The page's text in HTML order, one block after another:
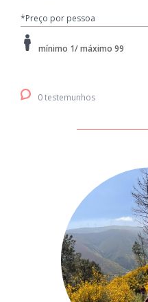
*Preço por pessoa
mínimo 1/ máximo 99
0 testemunhos